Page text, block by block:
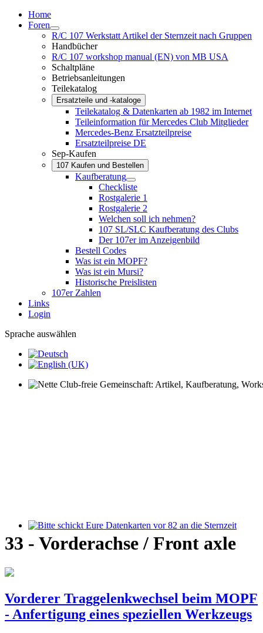
Home
Foren
R/C 107 Werkstatt Artikel der Sternzeit nach Gruppen
Handbücher
R/C 107 workshop manual (EN) von MB USA
Schaltpläne
Betriebsanleitungen
Teilekatalog
Ersatzteile und -kataloge
Teilekatalog & Datenkarten ab 1982 im Internet
Teileinformation für Mercedes Club Mitglieder
Mercedes-Benz Ersatzteilpreise
Ersatzteilpreise DE
Sep-Kaufen
107 Kaufen und Bestellen
Kaufberatung
Checkliste
Rostgalerie 1
Rostgalerie 2
Welchen soll ich nehmen?
107 SL/SLC Kaufberatung des Clubs
Der 107er im Anzeigenbild
Bestell Codes
Was ist ein MOPF?
Was ist ein Mursi?
Historische Preislisten
107er Zahlen
Links
Login
Sprache auswählen
Bitte schickt Eure Datenkarten vor 82 an die Sternzeit
33 - Vorderachse / Front axle
Vorderer Traggelenkwechsel beim MOPF
- Anfertigung eines speziellen Werkzeugs